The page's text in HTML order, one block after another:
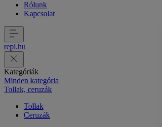
Rólunk
Kapcsolat
repi.hu
Kategóriák
Minden kategória
Tollak, ceruzák
Tollak
Ceruzák